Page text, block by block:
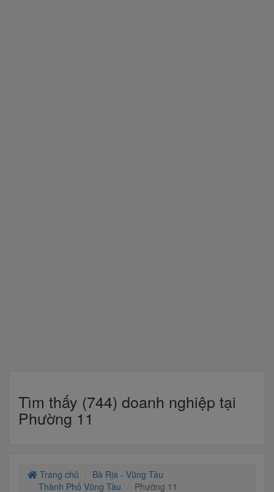
Tìm thấy (744) doanh nghiệp tại
Phường 11
Trang chủ
Bà Rịa - Vũng Tàu
Thành Phố Vũng Tàu
Phường 11